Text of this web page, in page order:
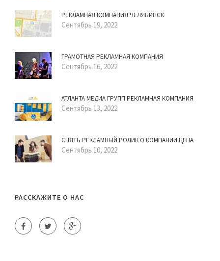
РЕКЛАМНАЯ КОМПАНИЯ ЧЕЛЯБИНСК
Сентябрь 19, 2022
ГРАМОТНАЯ РЕКЛАМНАЯ КОМПАНИЯ
Сентябрь 16, 2022
АТЛАНТА МЕДИА ГРУПП РЕКЛАМНАЯ КОМПАНИЯ
Сентябрь 13, 2022
СНЯТЬ РЕКЛАМНЫЙ РОЛИК О КОМПАНИИ ЦЕНА
Сентябрь 10, 2022
РАССКАЖИТЕ О НАС